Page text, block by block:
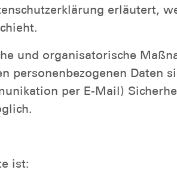
erläutert,
und organisatorische
Daten
per E-Mail)
ist: